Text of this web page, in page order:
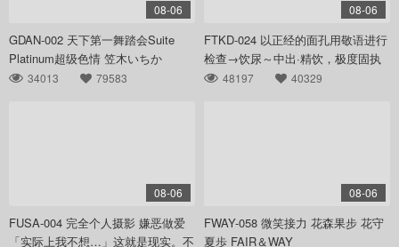
08-06
GDAN-002 天下第一舞踏会Suite
Platinum超级色情 笠木いちか
MERCURY（マーキュリー）
34013 79583
08-06
FTKD-024 以正经的面孔用敬语进行
检查→饮尿～中出·精饮，极度固执
地进行 収録時間 FALENO TUBE
48197 40329
08-06
FUSA-004 完全个人摄影 嫌恶做爱
「实际上我不想…」这就是现实。不
08-06
FWAY-058 微笑接力 花森果步 花守
夏歩 FAIR＆WAY